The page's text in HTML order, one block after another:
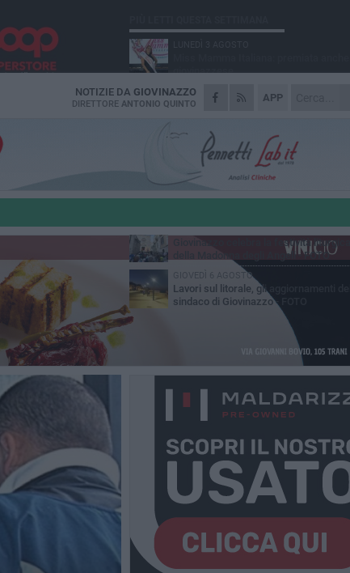
APP
NOTIZIE DA GIOVINAZZO
DIRETTORE ANTONIO QUINTO
giovinazzese
MARTEDÌ 4 AGOSTO
Liquidi oleosi sul litorale di Giovinazzo,
MERCOLEDÌ 5 AGOSTO
Problemi raccolta plastica in Puglia:
l'assessora Ciliento prova a spegnere le
LUNEDÌ 3 AGOSTO
«Giovinazzo, a che punto siamo?»:
MARTEDÌ 4 AGOSTO
Giovinazzo celebra la festività liturgica
della Madonna degli Angeli - FOTO
GIOVEDÌ 6 AGOSTO
Lavori sul litorale, gli aggiornamenti del
sindaco di Giovinazzo - FOTO